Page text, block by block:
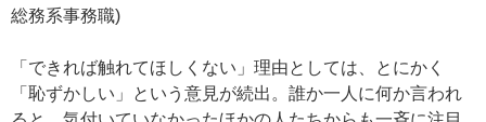
総務系事務職)
「できれば触れてほしくない」理由としては、とにかく
「恥ずかしい」という意見が続出。誰か一人に何か言われ